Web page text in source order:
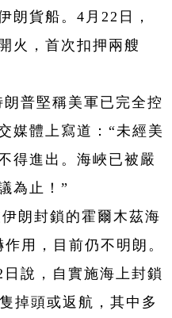
朗貨船。4月22日，
火，首次扣押兩艘
普堅稱美軍已完全控
媒體上寫道：“未經美
得進出。海峽已被嚴
為止！”
朗封鎖的霍爾木茲海
用，目前仍不明朗。
說，自實施海上封鎖
掉頭或返航，其中多